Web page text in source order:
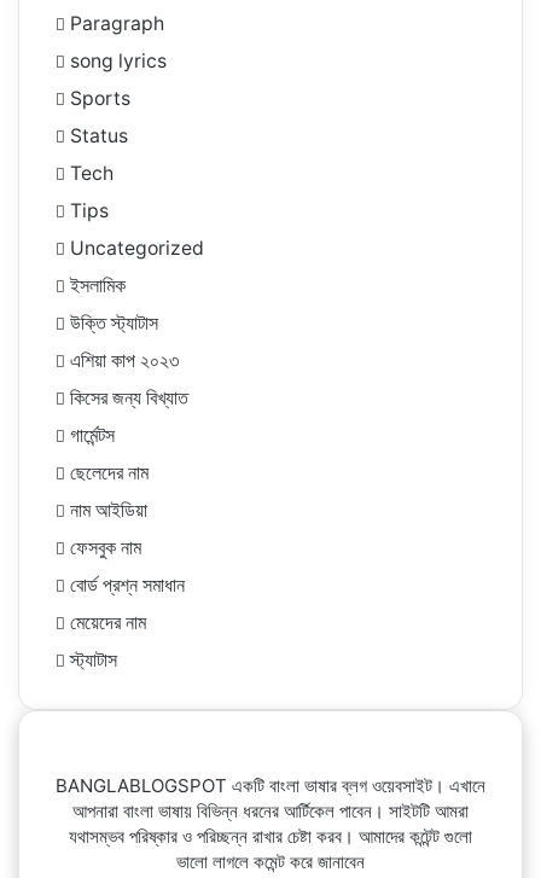
Paragraph
song lyrics
Sports
Status
Tech
Tips
Uncategorized
ইসলামিক
উক্তি স্ট্যাটাস
এশিয়া কাপ ২০২৩
কিসের জন্য বিখ্যাত
গার্মেন্টস
ছেলেদের নাম
নাম আইডিয়া
ফেসবুক নাম
বোর্ড প্রশ্ন সমাধান
মেয়েদের নাম
স্ট্যাটাস
BANGLABLOGSPOT একটি বাংলা ভাষার ব্লগ ওয়েবসাইট। এখানে
আপনারা বাংলা ভাষায় বিভিন্ন ধরনের আর্টিকেল পাবেন। সাইটটি আমরা
যথাসম্ভব পরিষ্কার ও পরিচ্ছন্ন রাখার চেষ্টা করব। আমাদের কন্টেন্ট গুলো
ভালো লাগলে কমেন্ট করে জানাবেন